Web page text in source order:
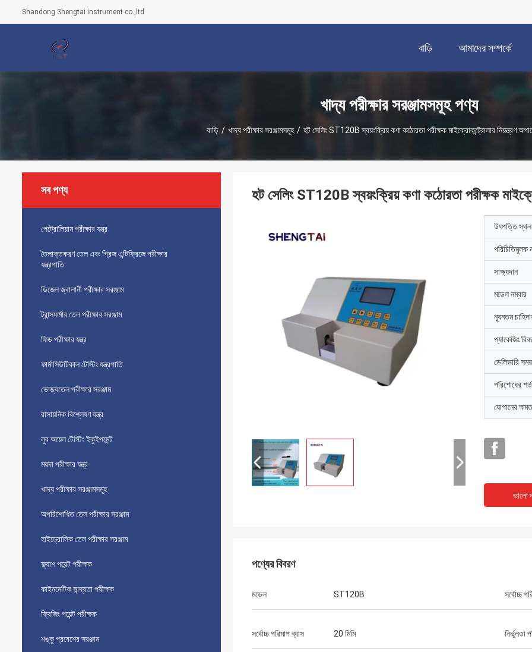
Shandong Shengtai instrument co.,ltd
বাড়ি আমাদের সম্পর্কে
খাদ্য পরীক্ষার সরঞ্জামসমূহ পণ্য
বাড়ি / খাদ্য পরীক্ষার সরঞ্জামসমূহ / হট সেলিং ST120B স্বয়ংক্রিয় কণা কঠোরতা পরীক্ষক মাইক্রোকন্ট্রোলার নিয়ন্ত্রণ
সব পণ্য
পেট্রোলিয়াম পরীক্ষার যন্ত্র
তৈলাক্তকরণ তেল এবং গ্রিজ এন্টিফ্রিজে পরীক্ষার
যন্ত্রপাতি
ডিজেল জ্বালানী পরীক্ষার সরঞ্জাম
ট্রান্সফর্মার তেল পরীক্ষার সরঞ্জাম
ফিড পরীক্ষার যন্ত্র
ফার্মাসিউটিকাল টেস্টিং যন্ত্রপাতি
ভোজ্যতেল পরীক্ষার সরঞ্জাম
রাসায়নিক বিশ্লেষণ যন্ত্র
লুব অয়েল টেস্টিং ইকুইপমেন্ট
ময়দা পরীক্ষার যন্ত্র
খাদ্য পরীক্ষার সরঞ্জামসমূহ
অপরিশোধিত তেল পরীক্ষার সরঞ্জাম
হাইড্রোলিক তেল পরীক্ষার সরঞ্জাম
ফ্ল্যাশ পয়েন্ট পরীক্ষক
কাইনমেটিক সান্দ্রতা পরীক্ষক
ফ্রিজিং পয়েন্ট পরীক্ষক
শঙ্কু প্রবেশের সরঞ্জাম
হট সেলিং ST120B স্বয়ংক্রিয় কণা কঠোরতা পরীক্ষক
উৎপত্তি স্থল
পরিচিতিমুলক
সাক্ষ্যদান
মডেল নম্বার
ন্যূনতম
প্যাকেজিং
ডেলিভারি সময়
পরিশোধের শর্ত
যোগানের
ভালো
পণ্যের বিবরণ
মডেল ST120B সর্বোচ্চ
সর্বোচ্চ পরিমাপ ব্যাস 20 মিমি নির্ভুলতা